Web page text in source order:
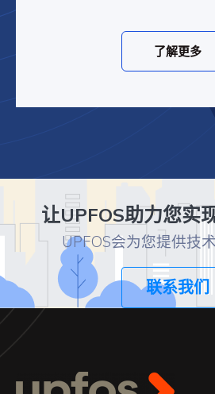
了解更多
让UPFOS助力您实
UPFOS会为您提供技
联系我们